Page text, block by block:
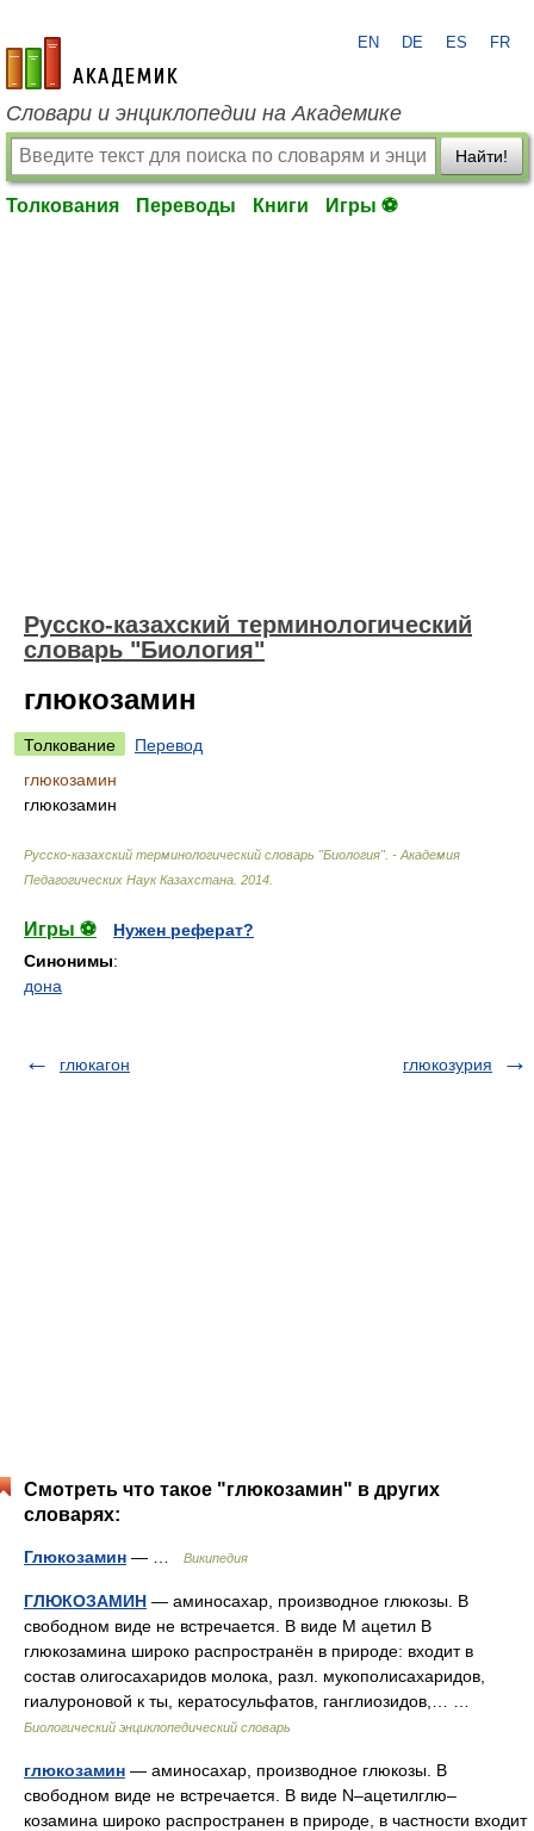
academic.ru
EN DE ES FR
Словари и энциклопедии на Академике
Найти!
Толкования Переводы Книги Игры ⚽
Русско-казахский терминологический
словарь "Биология"
глюкозамин
Толкование
Перевод
глюкозамин
глюкозамин
Русско-казахский терминологический словарь "Биология". - Академия
Педагогических Наук Казахстана 2014
Игры ⚽
Нужен реферат?
Синонимы:
дона
глюкагон глюкозурия
Смотреть что такое "глюкозамин" в других
словарях:
Глюкозамин — … Википедия
ГЛЮКОЗАМИН — аминосахар, производное глюкозы. В
свободном виде не встречается. В виде М ацетил В
глюкозамина широко распространён в природе: входит в
состав олигосахаридов молока, разл. мукополисахаридов,
гиалуроновой к ты, кератосульфатов, ганглиозидов,… …
Биологический энциклопедический словарь
глюкозамин — аминосахар, производное глюкозы. В
свободном виде не встречается. В виде N–ацетилглю–
козамина широко распространен в природе, в частности входит